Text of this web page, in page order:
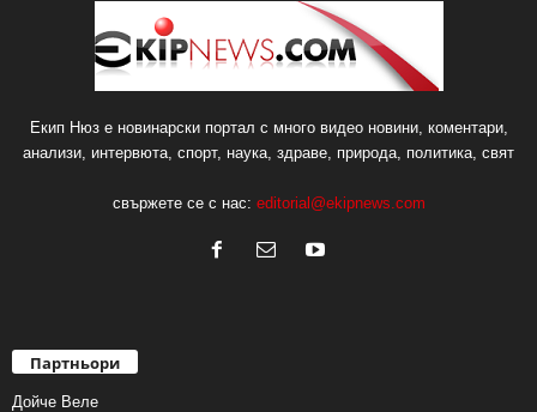
Екип Нюз е новинарски портал с много видео новини, коментари,
анализи, интервюта, спорт, наука, здраве, природа, политика, свят
свържете се с нас: editorial@ekipnews.com
Партньори
Дойче Веле